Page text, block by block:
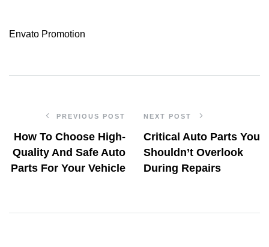
Envato Promotion
PREVIOUS POST
How To Choose High-
Quality And Safe Auto
Parts For Your Vehicle
NEXT POST
Critical Auto Parts You
Shouldn’t Overlook
During Repairs